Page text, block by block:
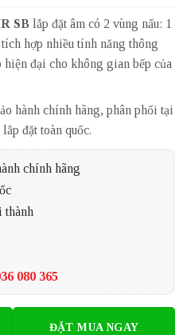
SB lắp đặt âm có 2 vùng nấu: 1
hợp nhiều tính năng thông
đại cho không gian bếp của
hành chính hãng, phân phối tại
đặt toàn quốc.
chính hãng
thành
080 365
ĐẶT MUA NGAY